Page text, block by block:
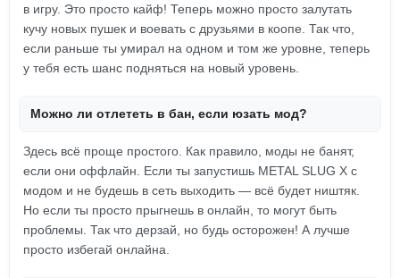
в игру. Это просто кайф! Теперь можно просто залутать
кучу новых пушек и воевать с друзьями в коопе. Так что,
если раньше ты умирал на одном и том же уровне, теперь
у тебя есть шанс подняться на новый уровень.
Можно ли отлететь в бан, если юзать мод?
Здесь всё проще простого. Как правило, моды не банят,
если они оффлайн. Если ты запустишь METAL SLUG X с
модом и не будешь в сеть выходить — всё будет ништяк.
Но если ты просто прыгнешь в онлайн, то могут быть
проблемы. Так что дерзай, но будь осторожен! А лучше
просто избегай онлайна.